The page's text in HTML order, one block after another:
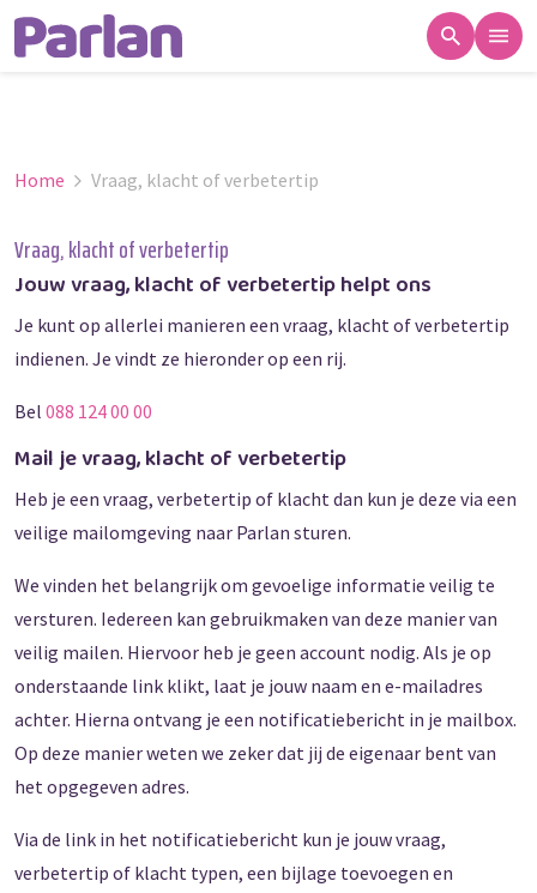
Home Vraag, klacht of verbetertip
Vraag, klacht of verbetertip
Jouw vraag, klacht of verbetertip helpt ons
Je kunt op allerlei manieren een vraag, klacht of verbetertip
indienen. Je vindt ze hieronder op een rij.
Bel 088 124 00 00
Mail je vraag, klacht of verbetertip
Heb je een vraag, verbetertip of klacht dan kun je deze via een
veilige mailomgeving naar Parlan sturen.
We vinden het belangrijk om gevoelige informatie veilig te
versturen. Iedereen kan gebruikmaken van deze manier van
veilig mailen. Hiervoor heb je geen account nodig. Als je op
onderstaande link klikt, laat je jouw naam en e-mailadres
achter. Hierna ontvang je een notificatiebericht in je mailbox.
Op deze manier weten we zeker dat jij de eigenaar bent van
het opgegeven adres.
Via de link in het notificatiebericht kun je jouw vraag,
verbetertip of klacht typen, een bijlage toevoegen en